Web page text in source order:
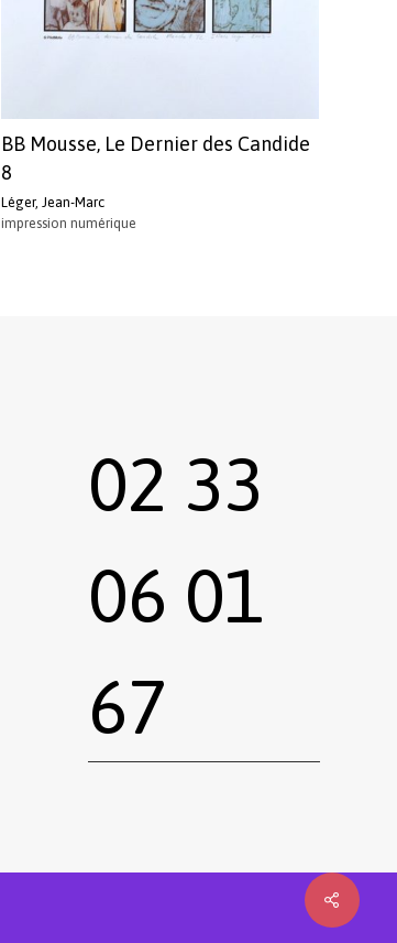
BB Mousse, Le Dernier des Candide
8
Léger, Jean-Marc
impression numérique
02 33
06 01
67